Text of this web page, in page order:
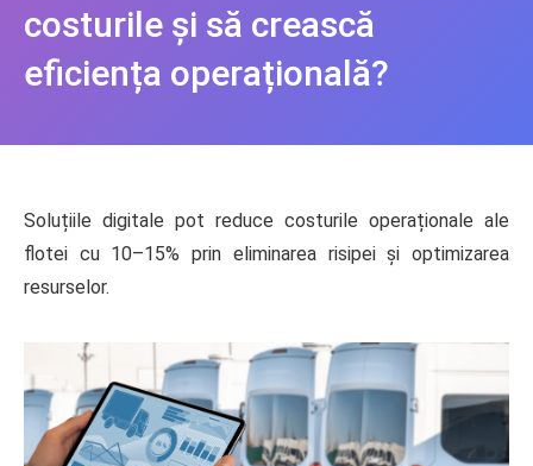
costurile și să crească
eficiența operațională?
Soluțiile digitale pot reduce costurile operaționale ale
flotei cu 10–15% prin eliminarea risipei și optimizarea
resurselor.